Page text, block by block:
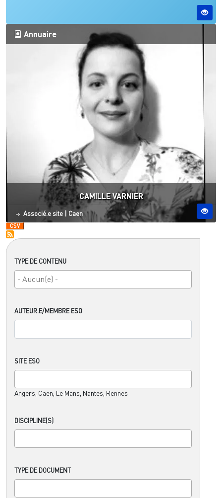
TYPE DE CONTENU
AUTEUR.E/MEMBRE ESO
SITE ESO
Angers, Caen, Le Mans, Nantes, Rennes
DISCIPLINE(S)
TYPE DE DOCUMENT
Annuaire
CAMILLE VARNIER
Statut
Associé.e site Site ESO
Caen